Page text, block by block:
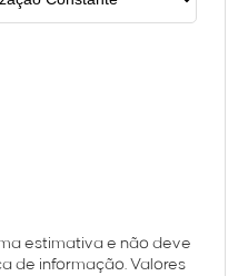
estimativa e não deve
de informação. Valores